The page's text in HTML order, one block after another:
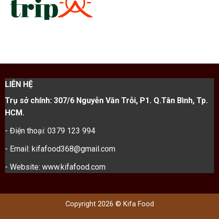
LIÊN HỆ
Trụ sở chính: 307/6 Nguyễn Văn Trỗi, P1. Q.Tân Bình, Tp.
HCM.
- Điện thoại: 0379 123 994
- Email: kifafood368@gmail.com
- Website: www.kifafood.com
Copyright 2026 © Kifa Food